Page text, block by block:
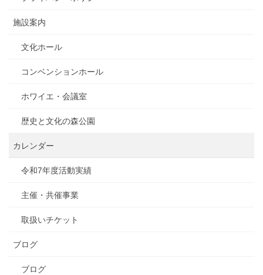
施設案内
文化ホール
コンベンションホール
ホワイエ・会議室
歴史と文化の森公園
カレンダー
令和7年度活動実績
主催・共催事業
取扱いチケット
ブログ
ブログ